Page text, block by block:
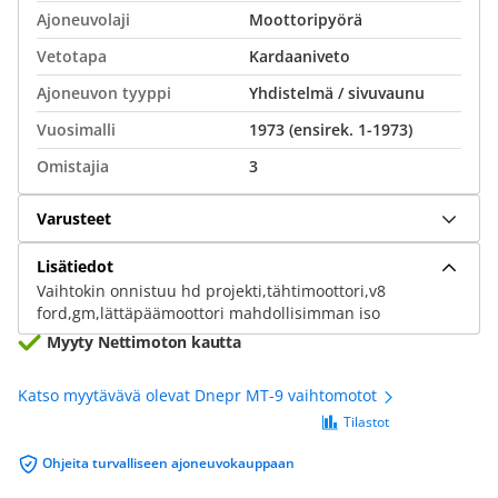
Ajoneuvolaji
Moottoripyörä
Vetotapa
Kardaaniveto
Ajoneuvon tyyppi
Yhdistelmä / sivuvaunu
Vuosimalli
1973 (ensirek. 1-1973)
Omistajia
3
Varusteet
Lisätiedot
Vaihtokin onnistuu hd projekti,tähtimoottori,v8
ford,gm,lättäpäämoottori mahdollisimman iso
Myyty Nettimoton kautta
Katso myytävävä olevat Dnepr MT-9 vaihtomotot
Ohjeita turvalliseen ajoneuvokauppaan
Tilastot